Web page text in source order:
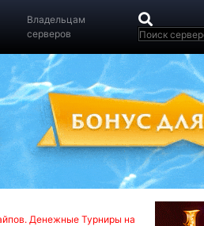
Владельцам
серверов
Денежные Турниры на